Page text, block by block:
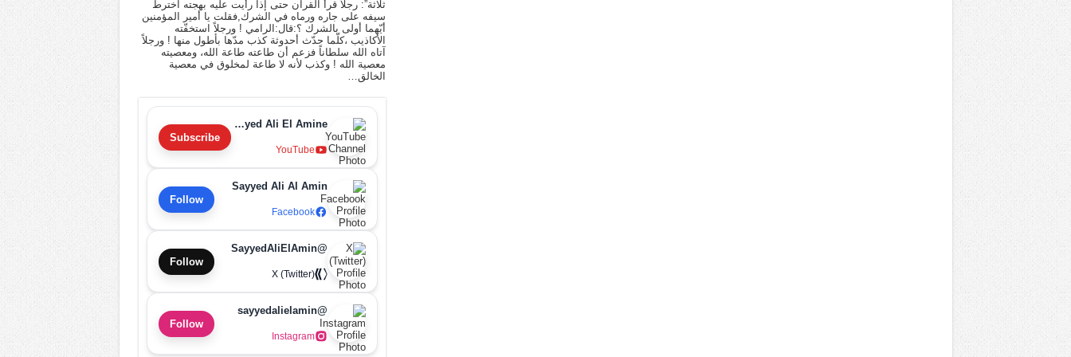
ثلاثة”: رجلاً قرأ القرآن حتى إذا رأيت عليه بهجته اخترط
سيفه على جاره ورماه في الشرك,فقلت يا أمير المؤمنين
أيّهما أولى بالشرك ؟:قال:الرامي ! ورجلاً استخفّته
الأكاذيب ،كلّما حدّث أحدوثة كذب مدّها بأطول منها ! ورجلاً
آتاه الله سلطاناً فزعم أن طاعته طاعة الله، ومعصيته
معصية الله ! وكذب لأنه لا طاعة لمخلوق في معصية
الخالق…
Sayyed Ali El Amine
YouTube
Subscribe
Sayyed Ali Al Amin
Facebook
Follow
@SayyedAliElAmin
X (Twitter)
Follow
@sayyedalielamin
Instagram
Follow